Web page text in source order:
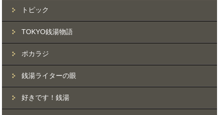
トピック
TOKYO銭湯物語
ポカラジ
銭湯ライターの眼
好きです！銭湯